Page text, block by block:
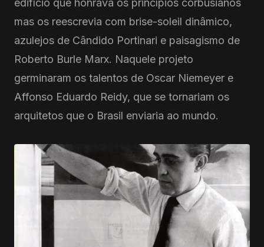
edifício que honrava os princípios corbusianos
mas os reescrevia com brise-soleil dinâmico,
azulejos de Cândido Portinari e paisagismo de
Roberto Burle Marx. Naquele projeto
germinaram os talentos de Oscar Niemeyer e
Affonso Eduardo Reidy, que se tornariam os
arquitetos que o Brasil enviaria ao mundo.